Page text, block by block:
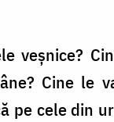
veșnice?
Cine le
pe cele din